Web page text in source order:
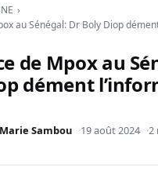
au Sénégal: Dr Boly Diop
de Mpox au
dément
Sambou 19 août 2024 2